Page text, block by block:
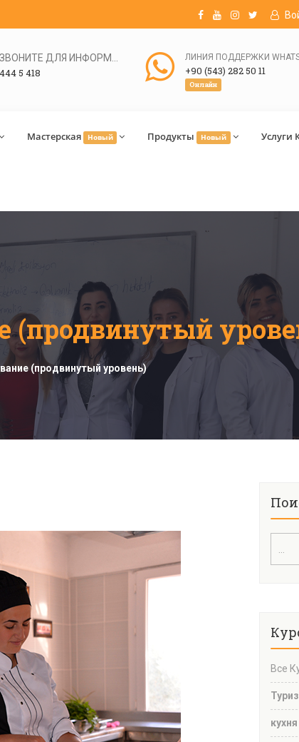
444 5 418 +90 (543) 282 50 11
Онлайн
Мастерская Новый Продукты Новый Услуги
(продвинутый
(продвинутый уровень)
Все
кухня